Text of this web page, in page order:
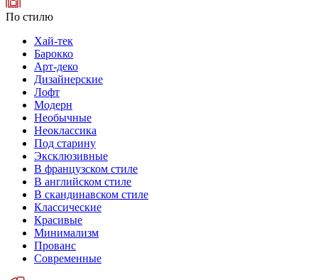
По стилю
Хай-тек
Барокко
Арт-деко
Дизайнерские
Лофт
Модерн
Необычные
Неоклассика
Под старину
Эксклюзивные
В французском стиле
В английском стиле
В скандинавском стиле
Классические
Красивые
Минимализм
Прованс
Современные